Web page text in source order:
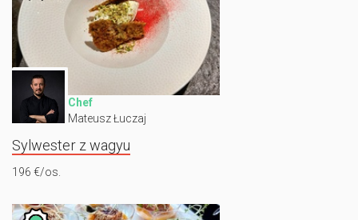
Chef
Mateusz Łuczaj
Sylwester z wagyu
196 €/os.